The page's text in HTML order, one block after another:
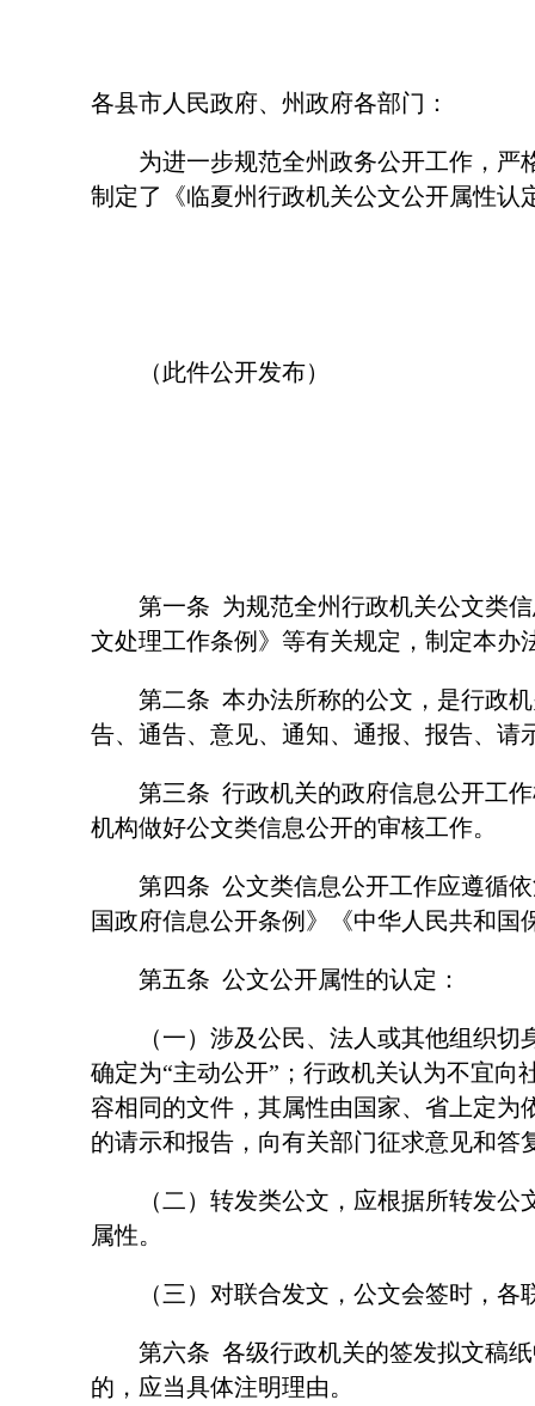
各县市人民政府、州政府各部门：
为进一步规范全州政务公开工作，严格
制定了《临夏州行政机关公文公开属性
（此件公开发布）
第一条 为规范全州行政机关公文类信
文处理工作条例》等有关规定，制定本办
第二条 本办法所称的公文，是行政机
告、通告、意见、通知、通报、报告、请
第三条 行政机关的政府信息公开工作
机构做好公文类信息公开的审核工作。
第四条 公文类信息公开工作应遵循依
国政府信息公开条例》《中华人民共和
第五条 公文公开属性的认定：
（一）涉及公民、法人或其他组织切身
确定为“主动公开”；行政机关认为不宜
容相同的文件，其属性由国家、省上定为
的请示和报告，向有关部门征求意见和答
（二）转发类公文，应根据所转发公文
属性。
（三）对联合发文，公文会签时，各
第六条 各级行政机关的签发拟文稿纸
的，应当具体注明理由。